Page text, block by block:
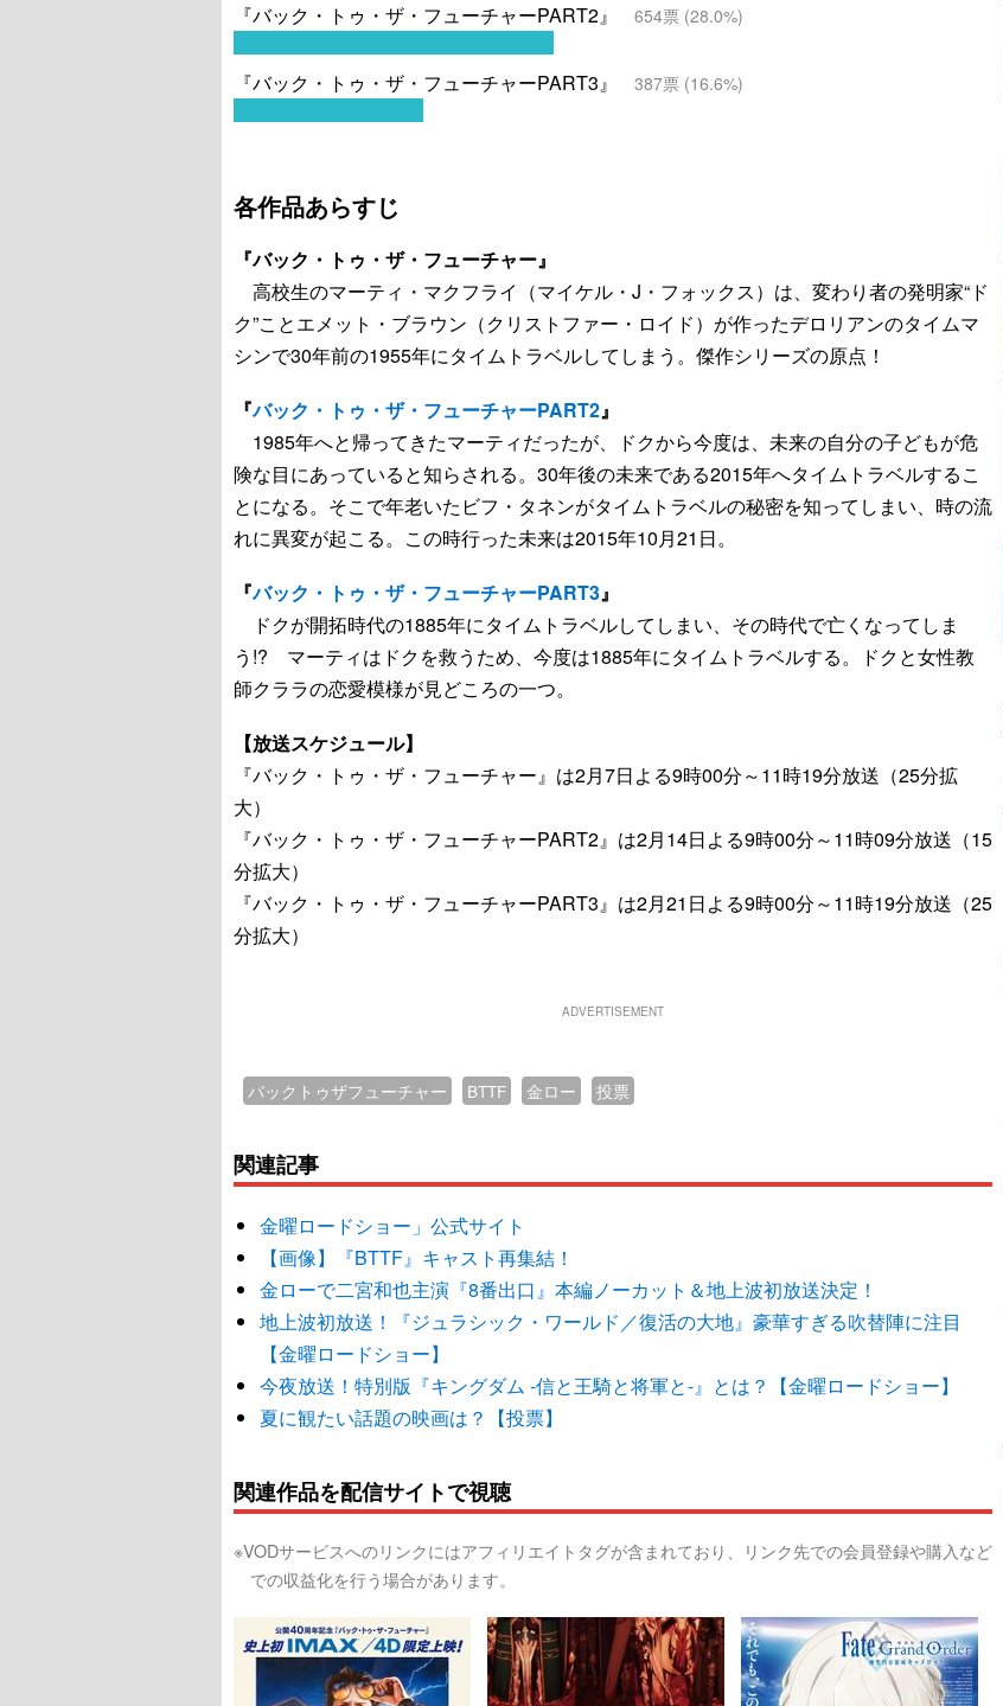
『バック・トゥ・ザ・フューチャーPART2』 654票 (28.0%)
『バック・トゥ・ザ・フューチャーPART3』 387票 (16.6%)
各作品あらすじ
『バック・トゥ・ザ・フューチャー』
高校生のマーティ・マクフライ（マイケル・J・フォックス）は、変わり者の発明家“ド
ク”ことエメット・ブラウン（クリストファー・ロイド）が作ったデロリアンのタイムマ
シンで30年前の1955年にタイムトラベルしてしまう。傑作シリーズの原点！
『バック・トゥ・ザ・フューチャーPART2』
1985年へと帰ってきたマーティだったが、ドクから今度は、未来の自分の子どもが危
険な目にあっていると知らされる。30年後の未来である2015年へタイムトラベルするこ
とになる。そこで年老いたビフ・タネンがタイムトラベルの秘密を知ってしまい、時の流
れに異変が起こる。この時行った未来は2015年10月21日。
『バック・トゥ・ザ・フューチャーPART3』
ドクが開拓時代の1885年にタイムトラベルしてしまい、その時代で亡くなってしま
う!? マーティはドクを救うため、今度は1885年にタイムトラベルする。ドクと女性教
師クララの恋愛模様が見どころの一つ。
【放送スケジュール】
『バック・トゥ・ザ・フューチャー』は2月7日よる9時00分～11時19分放送（25分拡
大）
『バック・トゥ・ザ・フューチャーPART2』は2月14日よる9時00分～11時09分放送（15
分拡大）
『バック・トゥ・ザ・フューチャーPART3』は2月21日よる9時00分～11時19分放送（25
分拡大）
ADVERTISEMENT
バックトゥザフューチャー BTTF 金ロー 投票
関連記事
金曜ロードショー」公式サイト
【画像】『BTTF』キャスト再集結！
金ローで二宮和也主演『8番出口』本編ノーカット＆地上波初放送決定！
地上波初放送！『ジュラシック・ワールド／復活の大地』豪華すぎる吹替陣に注目
【金曜ロードショー】
今夜放送！特別版『キングダム -信と王騎と将軍と-』とは？【金曜ロードショー】
夏に観たい話題の映画は？【投票】
関連作品を配信サイトで視聴
※VODサービスへのリンクにはアフィリエイトタグが含まれており、リンク先での会員登録や購入など
での収益化を行う場合があります。